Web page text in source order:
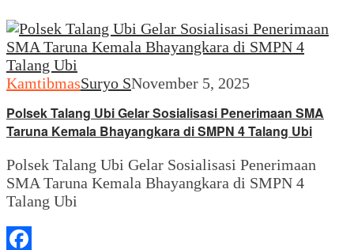
KamtibmasSuryo SNovember 5, 2025
Polsek Talang Ubi Gelar Sosialisasi Penerimaan SMA
Taruna Kemala Bhayangkara di SMPN 4 Talang Ubi
Polsek Talang Ubi Gelar Sosialisasi Penerimaan
SMA Taruna Kemala Bhayangkara di SMPN 4
Talang Ubi